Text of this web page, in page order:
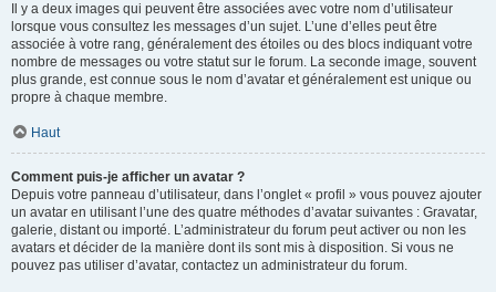
Il y a deux images qui peuvent être associées avec votre nom d’utilisateur
lorsque vous consultez les messages d’un sujet. L’une d’elles peut être
associée à votre rang, généralement des étoiles ou des blocs indiquant votre
nombre de messages ou votre statut sur le forum. La seconde image, souvent
plus grande, est connue sous le nom d’avatar et généralement est unique ou
propre à chaque membre.
Haut
Comment puis-je afficher un avatar ?
Depuis votre panneau d’utilisateur, dans l’onglet « profil » vous pouvez ajouter
un avatar en utilisant l’une des quatre méthodes d’avatar suivantes : Gravatar,
galerie, distant ou importé. L’administrateur du forum peut activer ou non les
avatars et décider de la manière dont ils sont mis à disposition. Si vous ne
pouvez pas utiliser d’avatar, contactez un administrateur du forum.